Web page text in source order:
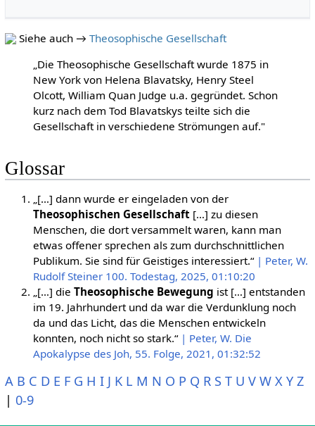
Siehe auch → Theosophische Gesellschaft
„Die Theosophische Gesellschaft wurde 1875 in
New York von Helena Blavatsky, Henry Steel
Olcott, William Quan Judge u.a. gegründet. Schon
kurz nach dem Tod Blavatskys teilte sich die
Gesellschaft in verschiedene Strömungen auf."
Glossar
„[…] dann wurde er eingeladen von der
Theosophischen Gesellschaft[…] zu diesen
Menschen, die dort versammelt waren, kann man
etwas offener sprechen als zum durchschnittlichen
Publikum. Sie sind für Geistiges interessiert.“ | Peter, W.
Rudolf Steiner 100. Todestag, 2025, 01:10:20
„[…] die Theosophische Bewegung ist […] entstanden
im 19. Jahrhundert und da war die Verdunklung noch
da und das Licht, das die Menschen entwickeln
konnten, noch nicht so stark.“ | Peter, W. Die
Apokalypse des Joh, 55. Folge, 2021, 01:32:52
A B C D E F G H I J K L M N O P Q R S T U V W X Y Z
| 0-9